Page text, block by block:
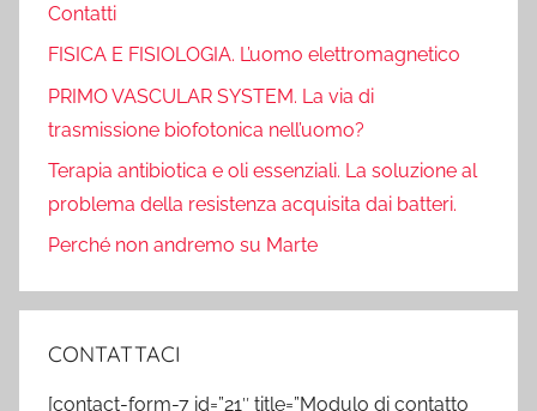
Contatti
FISICA E FISIOLOGIA. L’uomo elettromagnetico
PRIMO VASCULAR SYSTEM. La via di
trasmissione biofotonica nell’uomo?
Terapia antibiotica e oli essenziali. La soluzione al
problema della resistenza acquisita dai batteri.
Perché non andremo su Marte
CONTATTACI
[contact-form-7 id=”21″ title=”Modulo di contatto